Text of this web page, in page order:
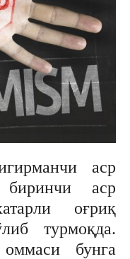
аср
аср
оғриқ
турмоқда.
бунга